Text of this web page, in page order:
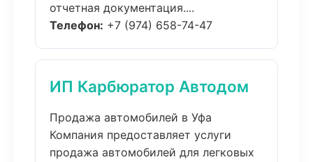
отчетная документация....
Телефон: +7 (974) 658-74-47
ИП Карбюратор Автодом
Продажа автомобилей в Уфа
Компания предоставляет услуги
продажа автомобилей для легковых